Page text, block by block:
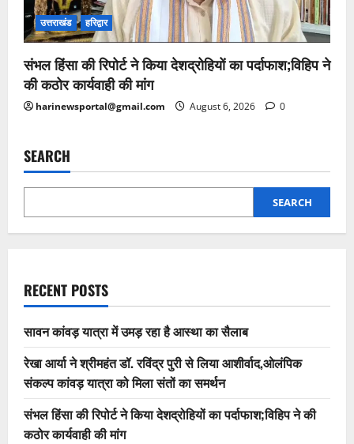
उत्तराखंड हरिद्वार
संभल हिंसा की रिपोर्ट ने किया देशद्रोहियों का पर्दाफाश;विहिप ने
की कठोर कार्यवाही की मांग
harinewsportal@gmail.com August 6, 2026 0
SEARCH
SEARCH
RECENT POSTS
सावन कांवड़ यात्रा में उमड़ रहा है आस्था का सैलाब
रेखा आर्या ने श्रीमहंत डॉ. रविंद्र पुरी से लिया आशीर्वाद,ओलंपिक
संकल्प कांवड़ यात्रा को मिला संतों का समर्थन
संभल हिंसा की रिपोर्ट ने किया देशद्रोहियों का पर्दाफाश;विहिप ने की
कठोर कार्यवाही की मांग